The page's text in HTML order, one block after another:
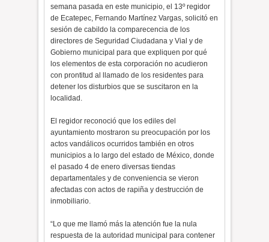
semana pasada en este municipio, el 13º regidor
de Ecatepec, Fernando Martínez Vargas, solicitó en
sesión de cabildo la comparecencia de los
directores de Seguridad Ciudadana y Vial y de
Gobierno municipal para que expliquen por qué
los elementos de esta corporación no acudieron
con prontitud al llamado de los residentes para
detener los disturbios que se suscitaron en la
localidad.
El regidor reconoció que los ediles del
ayuntamiento mostraron su preocupación por los
actos vandálicos ocurridos también en otros
municipios a lo largo del estado de México, donde
el pasado 4 de enero diversas tiendas
departamentales y de conveniencia se vieron
afectadas con actos de rapiña y destrucción de
inmobiliario.
“Lo que me llamó más la atención fue la nula
respuesta de la autoridad municipal para contener